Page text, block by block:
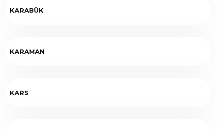
KARABÜK
KARAMAN
KARS